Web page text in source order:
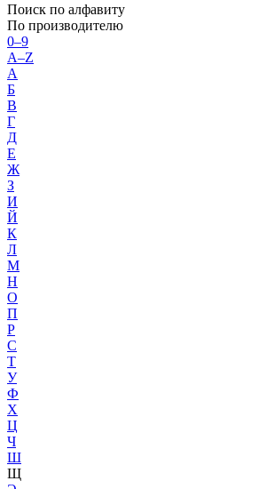
Поиск по алфавиту
По производителю
0–9
A–Z
А
Б
В
Г
Д
Е
Ж
З
И
Й
К
Л
М
Н
О
П
Р
С
Т
У
Ф
Х
Ц
Ч
Ш
Щ